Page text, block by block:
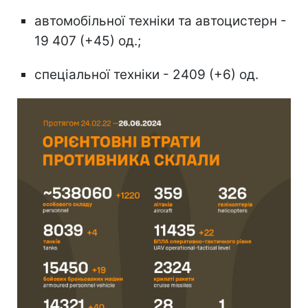
автомобільної техніки та автоцистерн -
19 407 (+45) од.;
спеціальної техніки - 2409 (+6) од.